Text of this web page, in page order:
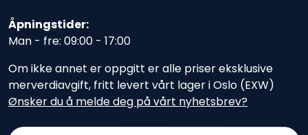
Åpningstider:
Man - fre: 09:00 - 17:00
Om ikke annet er oppgitt er alle priser eksklusive
merverdiavgift, fritt levert vårt lager i Oslo (EXW)
Ønsker du å melde deg på vårt nyhetsbrev?